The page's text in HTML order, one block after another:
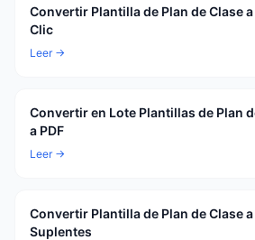
Convertir Plantilla de Plan de Clase
Clic
Leer →
Convertir en Lote Plantillas de Plan
a PDF
Leer →
Convertir Plantilla de Plan de Clase
Suplentes